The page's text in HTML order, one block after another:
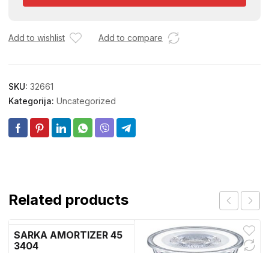
količina
Add to wishlist Add to compare
SKU: 32661
Kategorija: Uncategorized
Related products
SARKA AMORTIZER 45
3404